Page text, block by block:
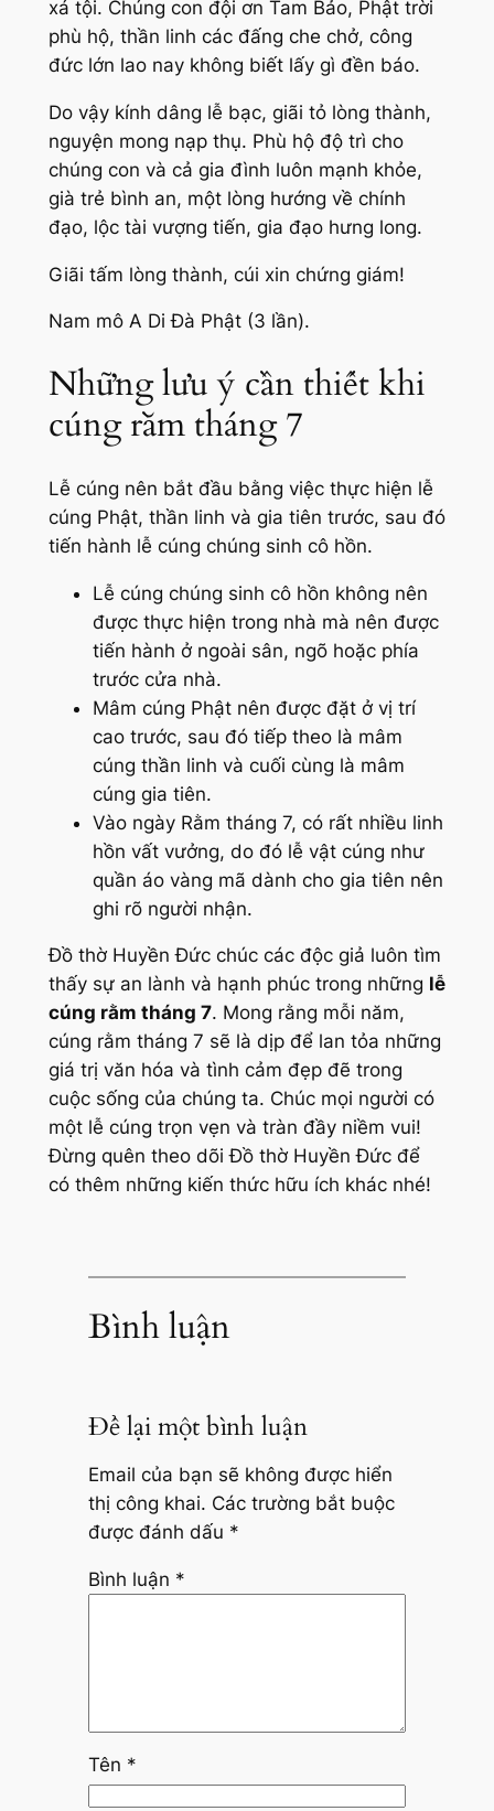
xá tội. Chúng con đội ơn Tam Bảo, Phật trời
phù hộ, thần linh các đấng che chở, công
đức lớn lao nay không biết lấy gì đền báo.
Do vậy kính dâng lễ bạc, giãi tỏ lòng thành,
nguyện mong nạp thụ. Phù hộ độ trì cho
chúng con và cả gia đình luôn mạnh khỏe,
già trẻ bình an, một lòng hướng về chính
đạo, lộc tài vượng tiến, gia đạo hưng long.
Giãi tấm lòng thành, cúi xin chứng giám!
Nam mô A Di Đà Phật (3 lần).
Những lưu ý cần thiết khi
cúng rằm tháng 7
Lễ cúng nên bắt đầu bằng việc thực hiện lễ
cúng Phật, thần linh và gia tiên trước, sau đó
tiến hành lễ cúng chúng sinh cô hồn.
Lễ cúng chúng sinh cô hồn không nên
được thực hiện trong nhà mà nên được
tiến hành ở ngoài sân, ngõ hoặc phía
trước cửa nhà.
Mâm cúng Phật nên được đặt ở vị trí
cao trước, sau đó tiếp theo là mâm
cúng thần linh và cuối cùng là mâm
cúng gia tiên.
Vào ngày Rằm tháng 7, có rất nhiều linh
hồn vất vưởng, do đó lễ vật cúng như
quần áo vàng mã dành cho gia tiên nên
ghi rõ người nhận.
Đồ thờ Huyền Đức chúc các độc giả luôn tìm
thấy sự an lành và hạnh phúc trong những lễ
cúng rằm tháng 7. Mong rằng mỗi năm,
cúng rằm tháng 7 sẽ là dịp để lan tỏa những
giá trị văn hóa và tình cảm đẹp đẽ trong
cuộc sống của chúng ta. Chúc mọi người có
một lễ cúng trọn vẹn và tràn đầy niềm vui!
Đừng quên theo dõi Đồ thờ Huyền Đức để
có thêm những kiến thức hữu ích khác nhé!
Bình luận
Để lại một bình luận
Email của bạn sẽ không được hiển
thị công khai. Các trường bắt buộc
được đánh dấu *
Bình luận *
Tên *